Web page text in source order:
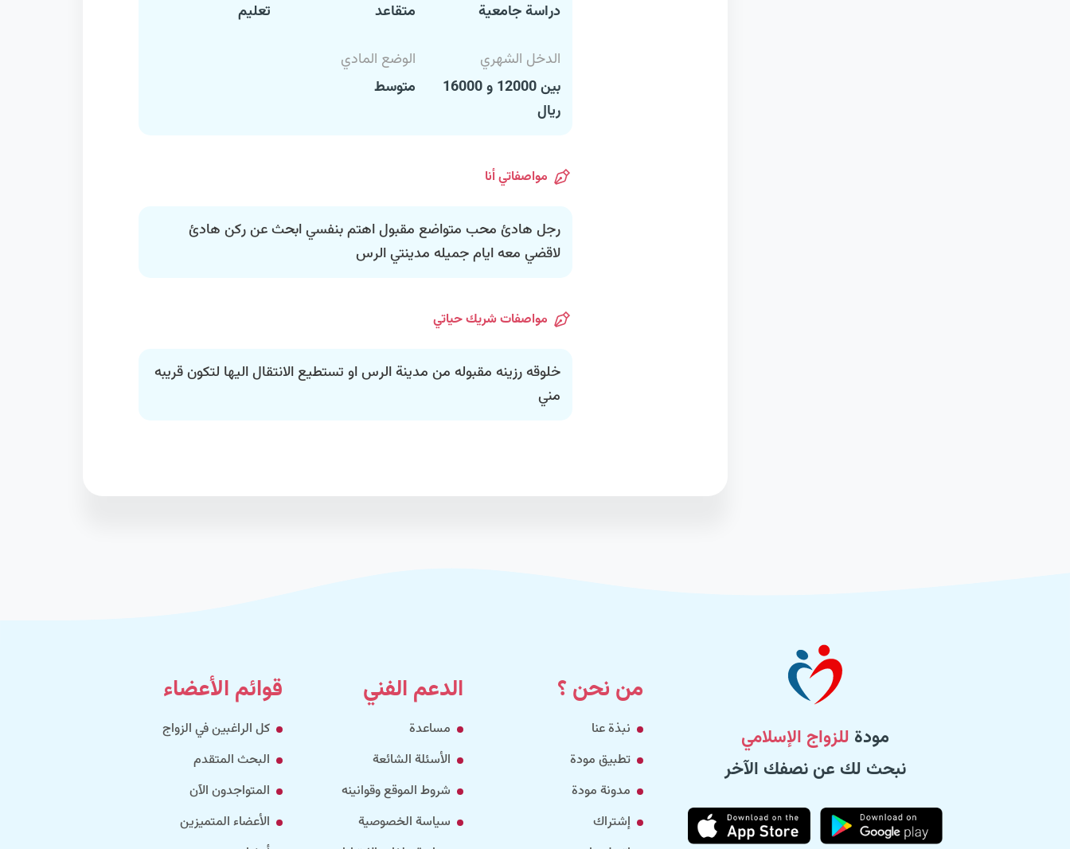
دراسة جامعية
متقاعد
تعليم
الدخل الشهري
بين 12000 و 16000
ريال
الوضع المادي
متوسط
مواصفاتي أنا
رجل هادئ محب متواضع مقبول اهتم بنفسي ابحث عن ركن هادئ
لاقضي معه ايام جميله مدينتي الرس
مواصفات شريك حياتي
خلوقه رزينه مقبوله من مدينة الرس او تستطيع الانتقال اليها لتكون قريبه
مني
مودة للزواج الإسلامي
نبحث لك عن نصفك الآخر
من نحن ؟
نبذة عنا
تطبيق مودة
مدونة مودة
إشتراك
الدعم الفني
مساعدة
الأسئلة الشائعة
شروط الموقع وقوانينه
سياسة الخصوصية
قوائم الأعضاء
كل الراغبين في الزواج
البحث المتقدم
المتواجدون الآن
الأعضاء المتميزين